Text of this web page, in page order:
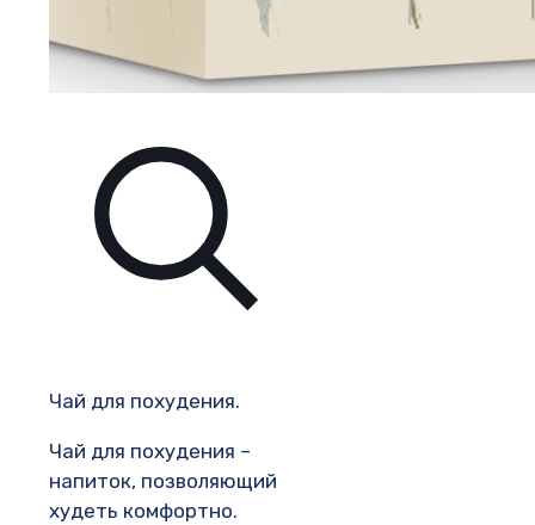
Чай для похудения.
Чай для похудения –
напиток, позволяющий
худеть комфортно.